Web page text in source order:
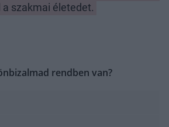
szakmai életedet.
rendben van?